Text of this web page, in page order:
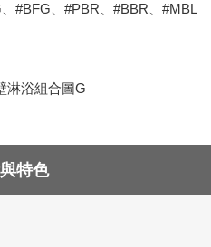
#BFG、#PBR、#BBR、#MBL
淋浴組合圖G
特色